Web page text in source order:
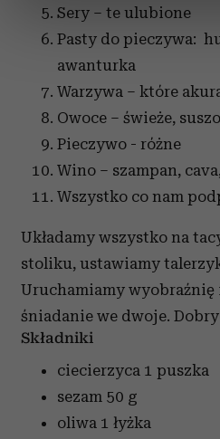
dane są przetwarzane oraz
zmienić lub wycofać swoją
Wykorzystujemy pliki cookie
i reklam, aby oferować funkcje
analizować ruch w naszej
korzystasz z naszej witryny,
społecznościowym,
Partnerzy mogą połączyć te
korzystania z ich usług.
Sery – te ulubione
Pasty do pieczywa:
awanturka
Warzywa – które
Owoce – świeże,
Pieczywo - różne
Wino – szampan,
Wszystko co nam
Układamy wszystko na
stoliku, ustawiamy
Uruchamiamy
śniadanie we dwoje.
Składniki
ciecierzyca 1 puszka
sezam 50 g
oliwa 1 łyżka